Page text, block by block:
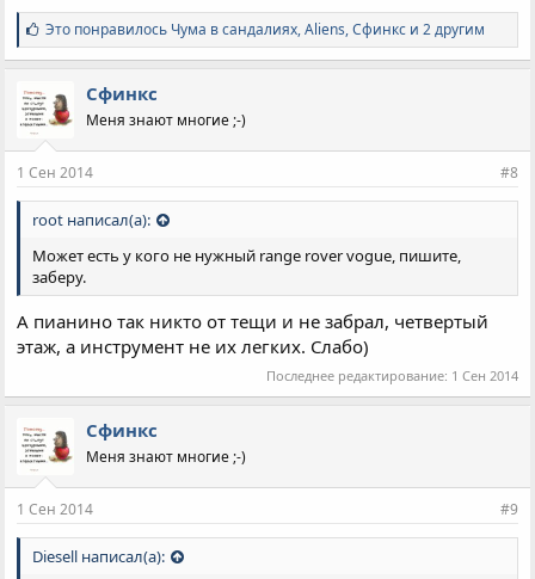
С
и
м
а
т
и
:
Это понравилось Чума в сандалиях,Aliens,Сфинкс и 2 другим
Сфинкс
Меня знают многие ;-)
1 Сен 2014 #8
root написал(а):
Может есть у кого не нужный range rover vogue, пишите,
заберу.
А пианино так никто от тещи и не забрал, четвертый
этаж, а инструмент не их легких. Слабо)
Последнее редактирование: 1 Сен 2014
Сфинкс
Меня знают многие ;-)
1 Сен 2014 #9
Diesell написал(а):